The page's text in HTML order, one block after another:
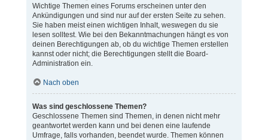
Wichtige Themen eines Forums erscheinen unter den
Ankündigungen und sind nur auf der ersten Seite zu sehen.
Sie haben meist einen wichtigen Inhalt, weswegen du sie
lesen solltest. Wie bei den Bekanntmachungen hängt es von
deinen Berechtigungen ab, ob du wichtige Themen erstellen
kannst oder nicht; die Berechtigungen stellt die Board-
Administration ein.
Nach oben
Was sind geschlossene Themen?
Geschlossene Themen sind Themen, in denen nicht mehr
geantwortet werden kann und bei denen eine laufende
Umfrage, falls vorhanden, beendet wurde. Themen können